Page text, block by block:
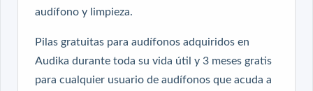
audífono y limpieza.
Pilas gratuitas para audífonos adquiridos en
Audika durante toda su vida útil y 3 meses gratis
para cualquier usuario de audífonos que acuda a